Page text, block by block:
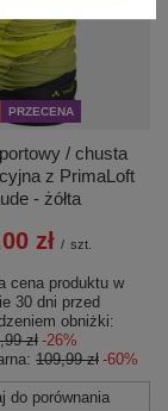
PRZECENA
/ chusta
z PrimaLoft
- żółta
zł / szt.
cena produktu w
30 dni przed
obniżki:
zł-26%
109,99 zł -60%
do porównania